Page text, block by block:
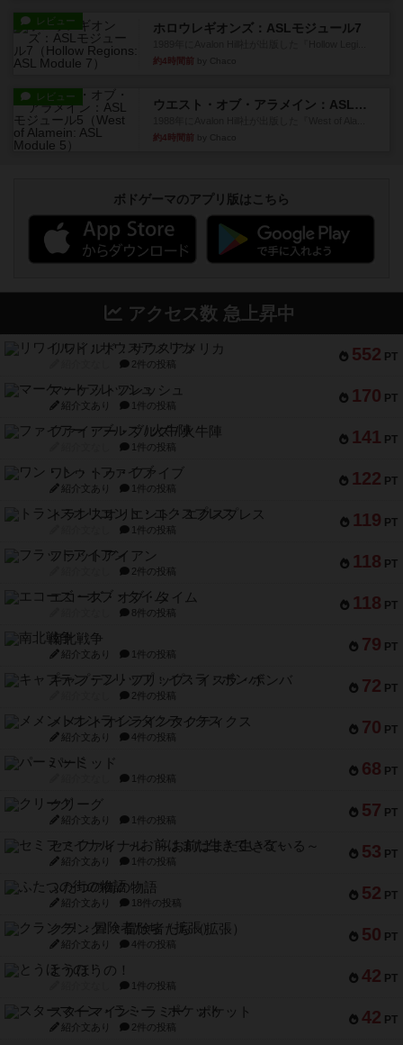
レビュー ホロウレギオンズ：ASLモジュール7
約4時間前
レビュー
ウエスト・オブ・アラメイン：ASLモジュール5
約4時間前
ボドゲーマのアプリ版はこちら
アクセス数 急上昇中
552 PT
リワイルド：サウスアメリカ
2件の投稿
170 PT
マーケットフレッシュ
紹介文あり 1件の投稿
141 PT
ファイアー・ブルズ / 火牛陣
1件の投稿
122 PT
ワン・トゥ・ファイブ
紹介文あり 1件の投稿
119 PT
トランスオリエント・エクスプレス
1件の投稿
118 PT
フラットアイアン
2件の投稿
118 PT
エコーズ・オブ・タイム
8件の投稿
79 PT
南北戦争
紹介文あり 1件の投稿
72 PT
キャプテン・フリップ：イスラ・ボンバ
2件の投稿
70 PT
メメントオンラインタクティクス
紹介文あり 4件の投稿
68 PT
パーミッド
1件の投稿
57 PT
クリーグ
紹介文あり 1件の投稿
53 PT
セミファイナル ～お前はまだ生きている～
紹介文あり 1件の投稿
52 PT
ふたつの街の物語
紹介文あり 18件の投稿
50 PT
クランク! ：冒険者たち（拡張）
紹介文あり 4件の投稿
42 PT
とうほうの！
1件の投稿
42 PT
スターマイン・ラミー ポケット
紹介文あり 2件の投稿